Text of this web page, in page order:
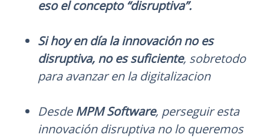
eso el concepto “disruptiva”.
Si hoy en día la innovación no es
disruptiva, no es suficiente, sobretodo
para avanzar en la digitalizacion
Desde MPM Software, perseguir esta
innovación disruptiva no lo queremos